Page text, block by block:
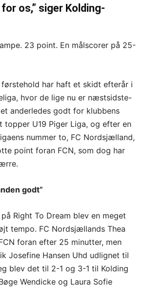
os,” siger Kolding-
23 point. En målscorer på 25-
førstehold har haft et skidt efterår i
hvor de lige nu er næstsidste-
anderledes godt for klubbens
topper U19 Piger Liga, og efter en
nummer to, FC Nordsjælland,
point foran FCN, som dog har
godt”
Right To Dream blev en meget
tempo. FC Nordsjællands Thea
foran efter 25 minutter, men
Josefine Hansen Uhd udlignet til
blev det til 2-1 og 3-1 til Kolding
Wendicke og Laura Sofie